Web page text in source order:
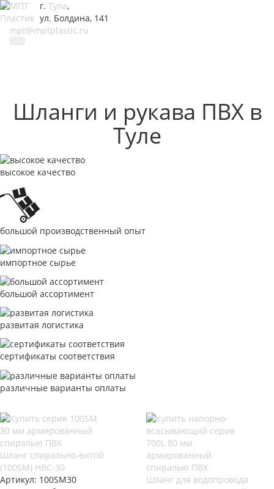
г. Тула,
ул. Болдина, 141
mpt@mptplastic.ru
Шланги и рукава ПВХ в
Туле
высокое качество
большой производственный опыт
импортное сырье
большой ассортимент
развитая логистика
сертификаты соответствия
различные варианты оплаты
Шланг спирально-витой
(100SM) НВС-30
Артикул: 100SM30
Шланг для водопровода